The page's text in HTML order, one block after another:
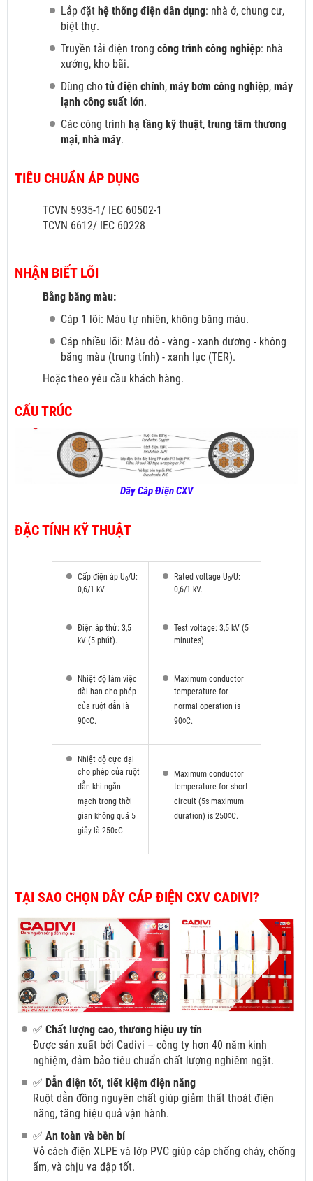
Lắp đặt hệ thống điện dân dụng: nhà ở, chung cư,
biệt thự.
Truyền tải điện trong công trình công nghiệp: nhà
xưởng, kho bãi.
Dùng cho tủ điện chính, máy bơm công nghiệp, máy
lạnh công suất lớn.
Các công trình hạ tầng kỹ thuật, trung tâm thương
mại, nhà máy.
TIÊU CHUẨN ÁP DỤNG
TCVN 5935-1/ IEC 60502-1
TCVN 6612/ IEC 60228
NHẬN BIẾT LÕI
Bằng băng màu:
Cáp 1 lõi: Màu tự nhiên, không băng màu.
Cáp nhiều lõi: Màu đỏ - vàng - xanh dương - không
băng màu (trung tính) - xanh lục (TER).
Hoặc theo yêu cầu khách hàng.
CẤU TRÚC
Dây Cáp Điện CXV
ĐẶC TÍNH KỸ THUẬT
Cấp điện áp U0/U:
0,6/1 kV.
Rated voltage U0/U:
0,6/1 kV.
Điện áp thử: 3,5
kV (5 phút).
Test voltage: 3,5 kV (5
minutes).
Nhiệt độ làm việc
dài hạn cho phép
của ruột dẫn là
90OC.
Maximum conductor
temperature for
normal operation is
90OC.
Nhiệt độ cực đại
cho phép của ruột
dẫn khi ngắn
mạch trong thời
gian không quá 5
giây là 250oC.
Maximum conductor
temperature for short-
circuit (5s maximum
duration) is 250OC.
TẠI SAO CHỌN DÂY CÁP ĐIỆN CXV CADIVI?
✅ Chất lượng cao, thương hiệu uy tín
Được sản xuất bởi Cadivi – công ty hơn 40 năm kinh
nghiệm, đảm bảo tiêu chuẩn chất lượng nghiêm ngặt.
✅ Dẫn điện tốt, tiết kiệm điện năng
Ruột dẫn đồng nguyên chất giúp giảm thất thoát điện
năng, tăng hiệu quả vận hành.
✅ An toàn và bền bỉ
Vỏ cách điện XLPE và lớp PVC giúp cáp chống cháy, chống
ẩm, và chịu va đập tốt.